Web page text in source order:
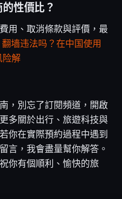
性價比？
用、取消條款與評價，最
翻墙违法吗？在中国使用
险解
，別忘了訂閱頻道，開啟
多關於出行、旅遊科技與
你在實際預約過程中遇到
言，我會盡量幫你解答。
你有個順利、愉快的旅